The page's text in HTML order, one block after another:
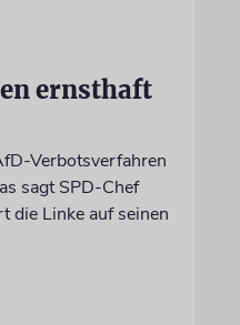
ernsthaft
Verbotsverfahren
sagt SPD-Chef
die Linke auf seinen